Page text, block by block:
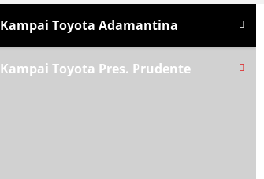
Kampai Toyota Adamantina
Kampai Toyota Pres. Prudente